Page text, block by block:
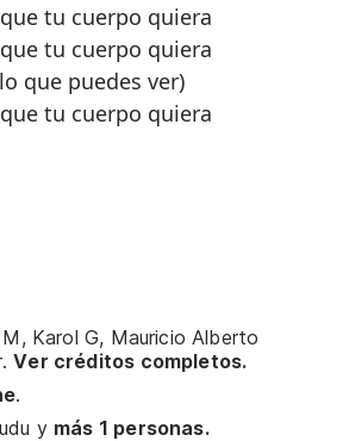
tu cuerpo quiera
tu cuerpo quiera
que puedes ver)
tu cuerpo quiera
Karol G, Mauricio Alberto
Ver créditos completos.
.
y más 1 personas.